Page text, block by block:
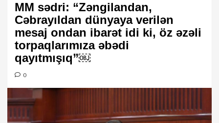
MM sədri: “Zəngilandan,
Cəbrayıldan dünyaya verilən
mesaj ondan ibarət idi ki, öz əzəli
torpaqlarımıza əbədi
qayıtmışıq”￼
0